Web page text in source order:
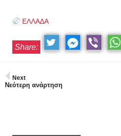
ΕΛΛΑΔΑ
Share:
Next
Νεότερη ανάρτηση